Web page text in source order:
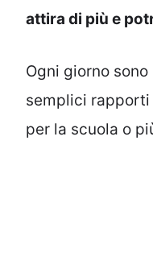
attira di più e
Ogni giorno
semplici rapporti
per la scuola o